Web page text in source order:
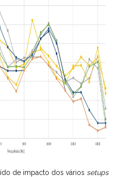
de impacto dos vários setups